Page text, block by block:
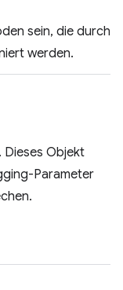
sein, die durch
werden.
Objekt
Parameter